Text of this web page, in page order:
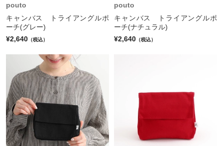
pouto
キャンバス トライアングルポ
ーチ(グレー)
¥2,640 （税込）
pouto
キャンバス トライアングルポ
ーチ(ナチュラル)
¥2,640 （税込）